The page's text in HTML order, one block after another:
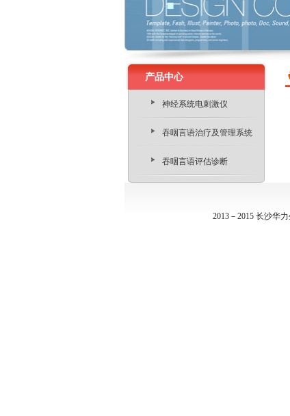
产品中心
神经系统电刺激仪
吞咽言语治疗及管理系统
吞咽言语评估诊断
2013－2015 长沙华